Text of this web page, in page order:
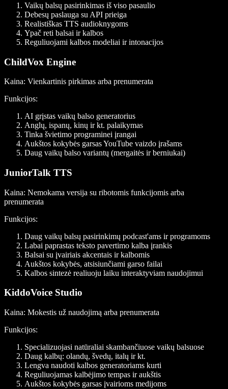
Vaikų balsų pasirinkimas iš viso pasaulio
Debesų paslauga su API prieiga
Realistiškas TTS audioknygoms
Ypač reti balsai ir kalbos
Reguliuojami kalbos modeliai ir intonacijos
ChildVox Engine
Kaina: Vienkartinis pirkimas arba prenumerata
Funkcijos:
AI grįstas vaikų balso generatorius
Anglų, ispanų, kinų ir kt. palaikymas
Tinka švietimo programinei įrangai
Aukštos kokybės garsas YouTube vaizdo įrašams
Daug vaikų balso variantų (mergaitės ir berniukai)
JuniorTalk TTS
Kaina: Nemokama versija su ribotomis funkcijomis arba
prenumerata
Funkcijos:
Daug vaikų balsų pasirinkimų podcast'ams ir programoms
Labai paprastas teksto pavertimo kalba įrankis
Balsai su įvairiais akcentais ir kalbomis
Aukštos kokybės, atsisiunčiami garso failai
Kalbos sintezė realiuoju laiku interaktyviam naudojimui
KiddoVoice Studio
Kaina: Mokestis už naudojimą arba prenumerata
Funkcijos:
Specializuojasi natūraliai skambančiuose vaikų balsuose
Daug kalbų: olandų, švedų, italų ir kt.
Lengva naudoti kalbos generatoriams kurti
Reguliuojamas kalbėjimo tempas ir aukštis
Aukštos kokybės garsas įvairioms medijoms